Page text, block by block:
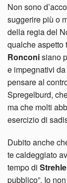
Non sono
suggerire più o
della regia del
qualche aspetto
Ronconisiano
e impegnativi
pensare al
Spregelburd,
ma che molti
esercizio di
Dubito anche
te caldeggiato
tempo di
pubblico”. Io